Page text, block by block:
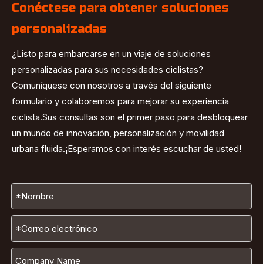
Conéctese para obtener soluciones
personalizadas
¿Listo para embarcarse en un viaje de soluciones
personalizadas para sus necesidades ciclistas?
Comuníquese con nosotros a través del siguiente
formulario y colaboremos para mejorar su experiencia
ciclista.Sus consultas son el primer paso para desbloquear
un mundo de innovación, personalización y movilidad
urbana fluida.¡Esperamos con interés escuchar de usted!